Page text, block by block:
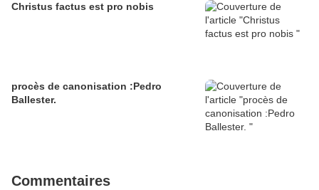
Christus factus est pro nobis
procès de canonisation :Pedro
Ballester.
Commentaires